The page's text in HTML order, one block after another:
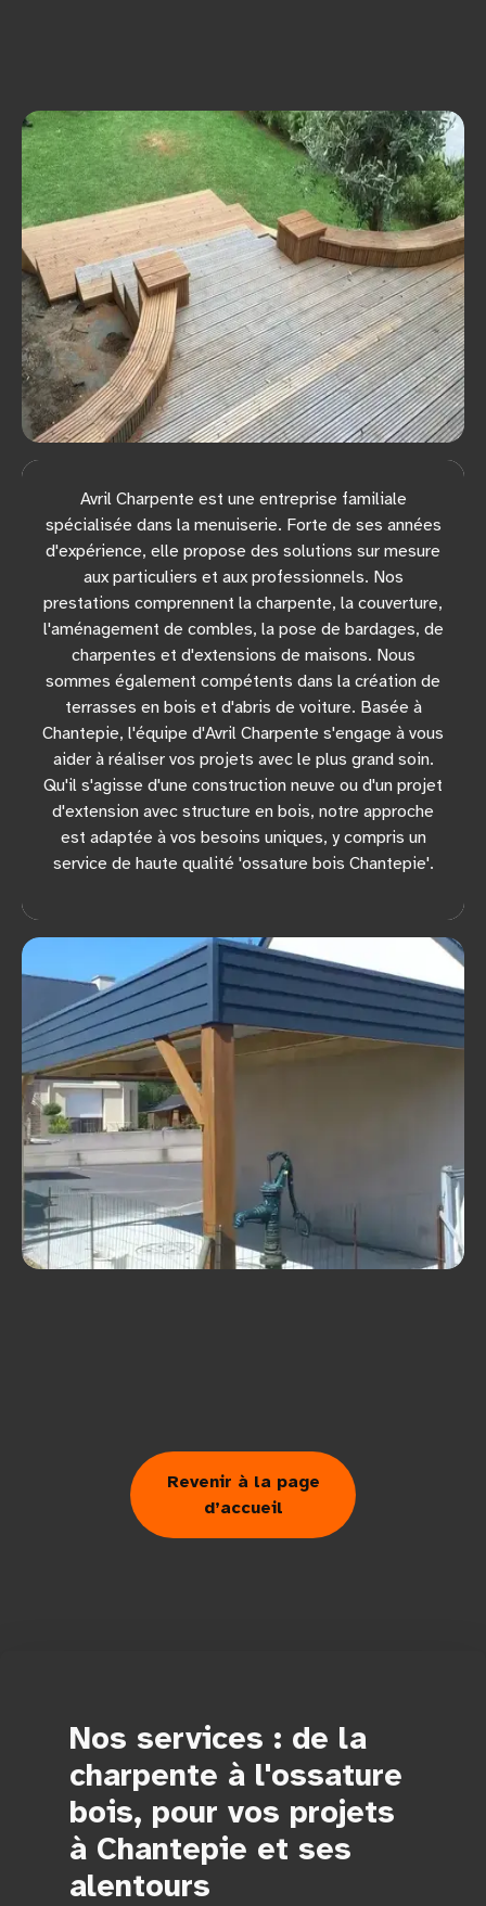
Avril Charpente est une entreprise familiale
spécialisée dans la menuiserie. Forte de ses années
d'expérience, elle propose des solutions sur mesure
aux particuliers et aux professionnels. Nos
prestations comprennent la charpente, la couverture,
l'aménagement de combles, la pose de bardages, de
charpentes et d'extensions de maisons. Nous
sommes également compétents dans la création de
terrasses en bois et d'abris de voiture. Basée à
Chantepie, l'équipe d'Avril Charpente s'engage à vous
aider à réaliser vos projets avec le plus grand soin.
Qu'il s'agisse d'une construction neuve ou d'un projet
d'extension avec structure en bois, notre approche
est adaptée à vos besoins uniques, y compris un
service de haute qualité 'ossature bois Chantepie'.
Revenir à la page
d’accueil
Nos services : de la
charpente à l'ossature
bois, pour vos projets
à Chantepie et ses
alentours